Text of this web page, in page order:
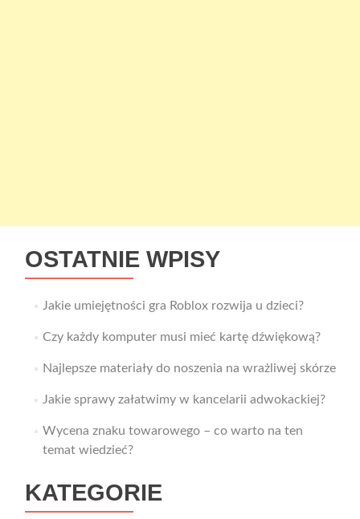
OSTATNIE WPISY
Jakie umiejętności gra Roblox rozwija u dzieci?
Czy każdy komputer musi mieć kartę dźwiękową?
Najlepsze materiały do noszenia na wrażliwej skórze
Jakie sprawy załatwimy w kancelarii adwokackiej?
Wycena znaku towarowego – co warto na ten
temat wiedzieć?
KATEGORIE